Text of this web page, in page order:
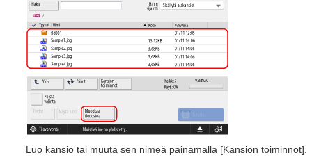
Luo kansio tai muuta sen nimeä painamalla [Kansion toiminnot].